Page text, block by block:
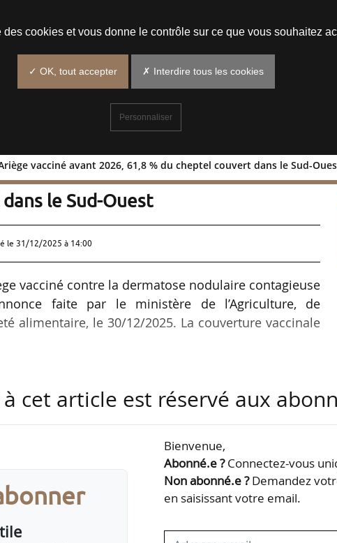
vacciné avant 2026, 61,8 % du cheptel couvert dans le Sud-
de l’Ariège vacciné avant 2026,
le Sud-Ouest
le 31/12/2025 à 14:00
vacciné contre la dermatose nodulaire contagieuse
faite par le ministère de l’Agriculture, de
alimentaire, le 30/12/2025. La couverture vaccinale
avec, notamment, un taux de vaccination de
de tous les acteurs sur le terrain, vétérinaires,
et agents de l’État, que le cordon sanitaire
de 750 000 bovins peut…
à cet article est réservé aux
Bienvenue,
Abonné.e ?Connectez-vous
Non abonné.e ?Demandez
en saisissant votre email.
des cookies et vous donne le contrôle sur ce que vous souhaitez
✓ OK, tout accepter ✗ Interdire tous les cookies
Personnaliser